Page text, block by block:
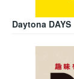
Daytona DAYS